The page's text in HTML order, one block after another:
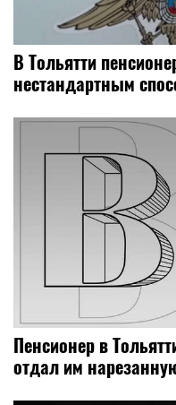
В Тольятти
нестандартным
Пенсионер в
отдал им